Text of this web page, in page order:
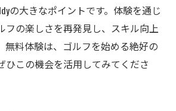
の大きなポイントです。体験を通じ
フの楽しさを再発見し、スキル向上
無料体験は、ゴルフを始める絶好の
ひこの機会を活用してみてくださ